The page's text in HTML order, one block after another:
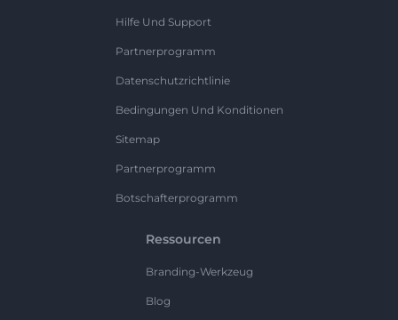
Hilfe Und Support
Partnerprogramm
Datenschutzrichtlinie
Bedingungen Und Konditionen
Sitemap
Partnerprogramm
Botschafterprogramm
Ressourcen
Branding-Werkzeug
Blog